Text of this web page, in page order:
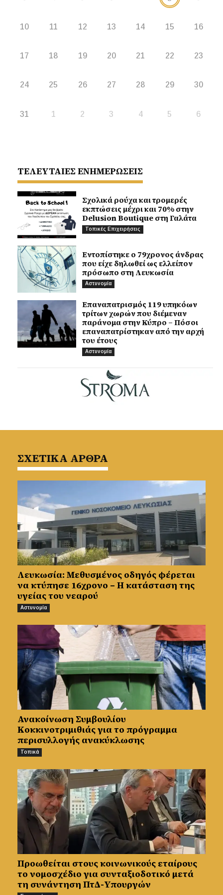
10 11 12 13 14 15 16
17 18 19 20 21 22 23
24 25 26 27 28 29 30
31 1 2 3 4 5 6
ΤΕΛΕΥΤΑΙΕΣ ΕΝΗΜΕΡΩΣΕΙΣ
Σχολικά ρούχα και τρομερές
εκπτώσεις μέχρι και 70% στην
Delusion Boutique στη Γαλάτα
Τοπικές Επιχειρήσεις
Εντοπίστηκε ο 79χρονος άνδρας
που είχε δηλωθεί ως ελλείπον
πρόσωπο στη Λευκωσία
Αστυνομία
Επαναπατρισμός 119 υπηκόων
τρίτων χωρών που διέμεναν
παράνομα στην Κύπρο – Πόσοι
επαναπατρίστηκαν από την αρχή
του έτους
Αστυνομία
ΣΧΕΤΙΚΑ ΑΡΘΡΑ
Λευκωσία: Μεθυσμένος οδηγός φέρεται
να κτύπησε 16χρονο – Η κατάσταση της
υγείας του νεαρού
Αστυνομία
Ανακοίνωση Συμβουλίου
Κοκκινοτριμιθιάς για το πρόγραμμα
περισυλλογής ανακύκλωσης
Τοπικά
Προωθείται στους κοινωνικούς εταίρους
το νομοσχέδιο για συνταξιοδοτικό μετά
τη συνάντηση ΠτΔ-Υπουργών